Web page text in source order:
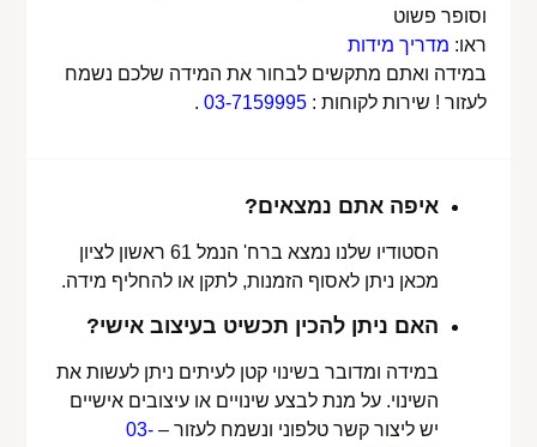
וסופר פשוט
ראו: מדריך מידות
במידה ואתם מתקשים לבחור את המידה שלכם נשמח
לעזור ! שירות לקוחות :03-7159995
.
איפה אתם נמצאים?
הסטודיו שלנו נמצא ברח' הנמל 61 ראשון לציון
מכאן ניתן לאסוף הזמנות, לתקן או להחליף מידה.
האם ניתן להכין תכשיט בעיצוב אישי?
במידה ומדובר בשינוי קטן לעיתים ניתן לעשות את
השינוי. על מנת לבצע שינויים או עיצובים אישיים
יש ליצור קשר טלפוני ונשמח לעזור –03-